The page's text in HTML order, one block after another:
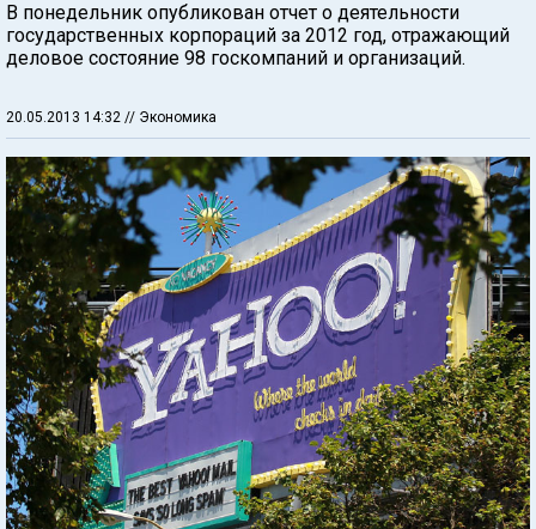
В понедельник опубликован отчет о деятельности
государственных корпораций за 2012 год, отражающий
деловое состояние 98 госкомпаний и организаций.
20.05.2013 14:32 // Экономика